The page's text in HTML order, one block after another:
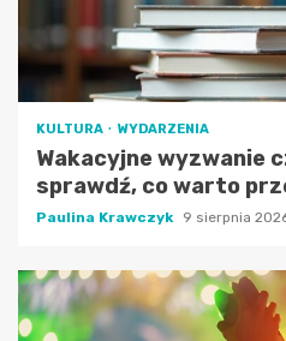
KULTURA WYDARZENIA
Wakacyjne wyzwanie
sprawdź, co warto
Paulina Krawczyk 9 sierpnia